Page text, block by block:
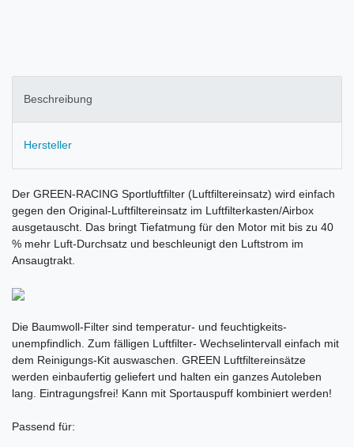
Beschreibung
Hersteller
Der GREEN-RACING Sportluftfilter (Luftfiltereinsatz) wird einfach
gegen den Original-Luftfiltereinsatz im Luftfilterkasten/Airbox
ausgetauscht. Das bringt Tiefatmung für den Motor mit bis zu 40
% mehr Luft-Durchsatz und beschleunigt den Luftstrom im
Ansaugtrakt.
Die Baumwoll-Filter sind temperatur- und feuchtigkeits-
unempfindlich. Zum fälligen Luftfilter- Wechselintervall einfach mit
dem Reinigungs-Kit auswaschen. GREEN Luftfiltereinsätze
werden einbaufertig geliefert und halten ein ganzes Autoleben
lang. Eintragungsfrei! Kann mit Sportauspuff kombiniert werden!
Passend für: